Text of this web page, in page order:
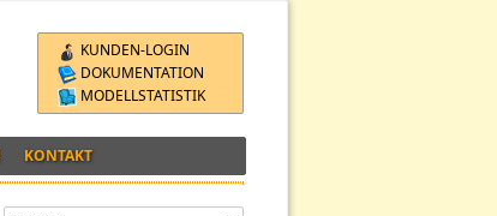
KUNDEN-LOGIN
DOKUMENTATION
MODELLSTATISTIK
KONTAKT